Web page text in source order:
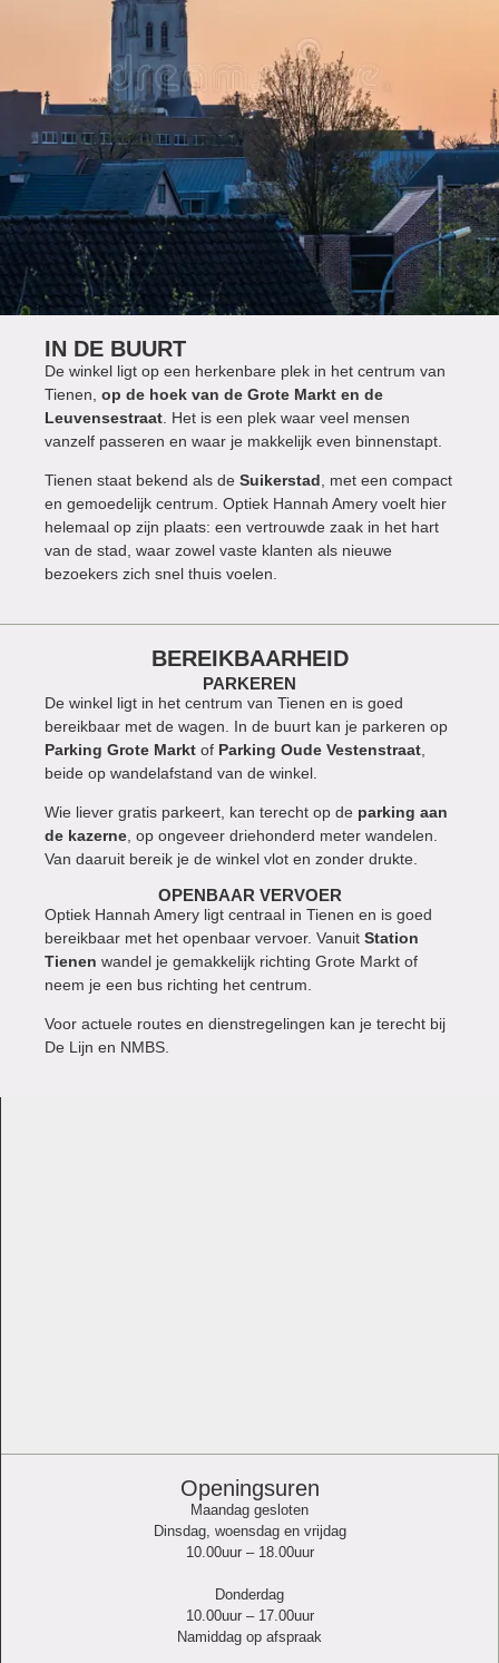
IN DE BUURT
De winkel ligt op een herkenbare plek in het centrum van
Tienen, op de hoek van de Grote Markt en de
Leuvensestraat. Het is een plek waar veel mensen
vanzelf passeren en waar je makkelijk even binnenstapt.
Tienen staat bekend als de Suikerstad, met een compact
en gemoedelijk centrum. Optiek Hannah Amery voelt hier
helemaal op zijn plaats: een vertrouwde zaak in het hart
van de stad, waar zowel vaste klanten als nieuwe
bezoekers zich snel thuis voelen.
BEREIKBAARHEID
PARKEREN
De winkel ligt in het centrum van Tienen en is goed
bereikbaar met de wagen. In de buurt kan je parkeren op
Parking Grote Markt of Parking Oude Vestenstraat,
beide op wandelafstand van de winkel.
Wie liever gratis parkeert, kan terecht op de parking aan
de kazerne, op ongeveer driehonderd meter wandelen.
Van daaruit bereik je de winkel vlot en zonder drukte.
OPENBAAR VERVOER
Optiek Hannah Amery ligt centraal in Tienen en is goed
bereikbaar met het openbaar vervoer. Vanuit Station
Tienen wandel je gemakkelijk richting Grote Markt of
neem je een bus richting het centrum.
Voor actuele routes en dienstregelingen kan je terecht bij
De Lijn en NMBS.
Openingsuren
Maandag gesloten
Dinsdag, woensdag en vrijdag
10.00uur – 18.00uur
Donderdag
10.00uur – 17.00uur
Namiddag op afspraak